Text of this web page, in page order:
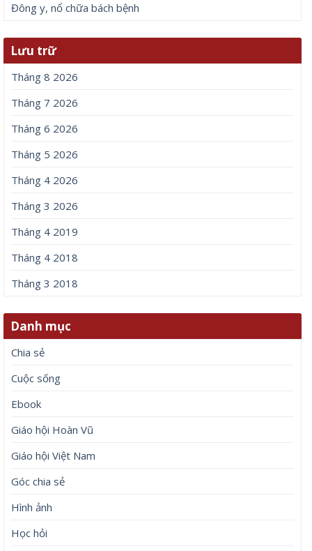
Đông y, nổ chữa bách bệnh
Lưu trữ
Tháng 8 2026
Tháng 7 2026
Tháng 6 2026
Tháng 5 2026
Tháng 4 2026
Tháng 3 2026
Tháng 4 2019
Tháng 4 2018
Tháng 3 2018
Danh mục
Chia sẻ
Cuộc sống
Ebook
Giáo hội Hoàn Vũ
Giáo hội Việt Nam
Góc chia sẻ
Hình ảnh
Học hỏi